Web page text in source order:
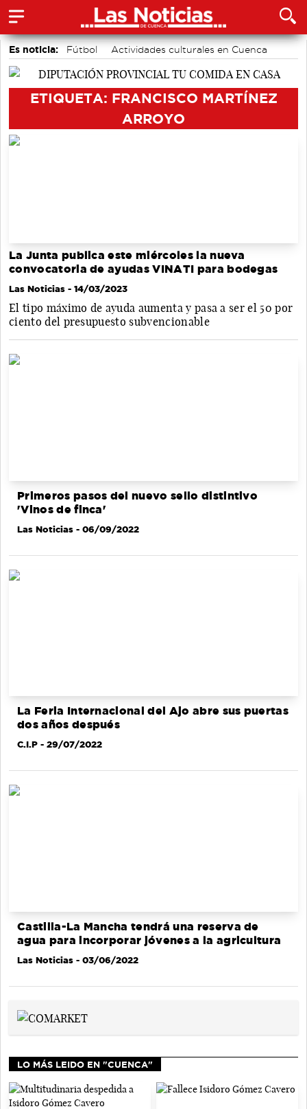
Es noticia: Fútbol
Actividades culturales en Cuenca
Auditorio de Cuenca
ETIQUETA: FRANCISCO MARTÍNEZ
ARROYO
La Junta publica este miércoles la nueva
convocatoria de ayudas VINATI para bodegas
Las Noticias - 14/03/2023
El tipo máximo de ayuda aumenta y pasa a ser el 50 por
ciento del presupuesto subvencionable
Primeros pasos del nuevo sello distintivo
'Vinos de finca'
Las Noticias - 06/09/2022
La Feria Internacional del Ajo abre sus puertas
dos años después
C.I.P - 29/07/2022
Castilla-La Mancha tendrá una reserva de
agua para incorporar jóvenes a la agricultura
Las Noticias - 03/06/2022
LO MÁS LEIDO EN "CUENCA"